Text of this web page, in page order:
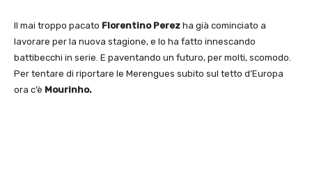
Il mai troppo pacato Florentino Perez ha già cominciato a
lavorare per la nuova stagione, e lo ha fatto innescando
battibecchi in serie. E paventando un futuro, per molti, scomodo.
Per tentare di riportare le Merengues subito sul tetto d’Europa
ora c’è Mourinho.